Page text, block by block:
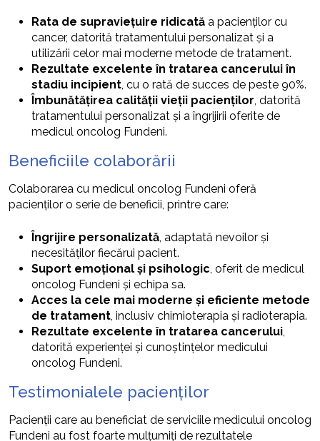
Rata de supraviețuire ridicată a pacienților cu
cancer, datorită tratamentului personalizat și a
utilizării celor mai moderne metode de tratament.
Rezultate excelente în tratarea cancerului în
stadiu incipient, cu o rată de succes de peste 90%.
Îmbunătățirea calității vieții pacienților, datorită
tratamentului personalizat și a îngrijirii oferite de
medicul oncolog Fundeni.
Beneficiile colaborării
Colaborarea cu medicul oncolog Fundeni oferă
pacienților o serie de beneficii, printre care:
Îngrijire personalizată, adaptată nevoilor și
necesităților fiecărui pacient.
Suport emoțional și psihologic, oferit de medicul
oncolog Fundeni și echipa sa.
Acces la cele mai moderne și eficiente metode
de tratament, inclusiv chimioterapia și radioterapia.
Rezultate excelente în tratarea cancerului,
datorită experienței și cunoștințelor medicului
oncolog Fundeni.
Testimonialele pacienților
Pacienții care au beneficiat de serviciile medicului oncolog
Fundeni au fost foarte mulțumiți de rezultatele